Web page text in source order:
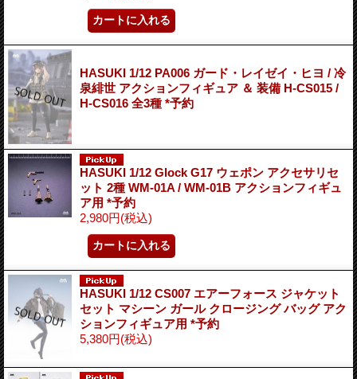
HASUKI 1/12 PA006 ガード・レイゼイ・ヒヨ / 冷
泉緋世 アクションフィギュア ＆ 装備 H-CS015 /
H-CS016 全3種 *予約
HASUKI 1/12 Glock G17 ウェポン アクセサリセ
ット 2種 WM-01A / WM-01B アクションフィギュ
ア用 *予約
2,980円(税込)
HASUKI 1/12 CS007 エアーフォース ジャケット
セット マシーン ガール クロージング バッグ アク
ションフィギュア用 *予約
5,380円(税込)